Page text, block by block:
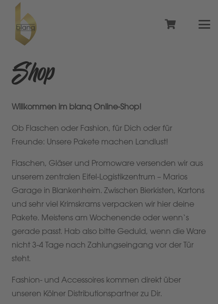
Shop
Willkommen im blanq Online-Shop!
Ob Flaschen oder Fashion, für Dich oder für
Freunde: Unsere Pakete machen Landlust!
Flaschen, Gläser und Promoware versenden wir aus
unserem zentralen Eifel-Logistikzentrum – Marios
Garage in Blankenheim. Zwischen Bierkisten, Kartons
und sehr viel Krimskrams verpacken wir hier deine
Pakete. Meistens am Wochenende oder wenn‘s
gerade passt. Hab also bitte Geduld, wenn die Ware
nicht 3-4 Tage nach Zahlungseingang vor der Tür
steht.
Fashion- und Accessoires kommen direkt über
unseren Kölner Distributionspartner zu Dir.